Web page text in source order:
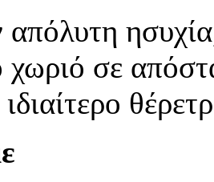
χωριό σε